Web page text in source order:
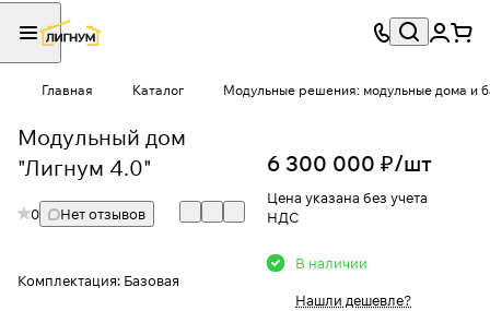
Главная Каталог Модульные решения: модульные дома и
Модульный дом
"Лигнум 4.0"
0 Нет отзывов
Комплектация: Базовая
6 300 000 ₽/шт
Цена указана без учета
НДС
В наличии
Нашли дешевле?